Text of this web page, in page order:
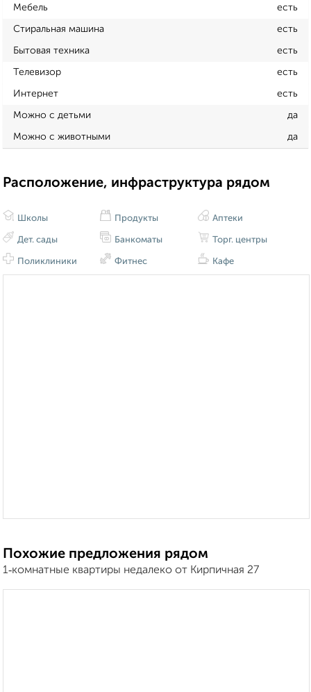
Мебель есть
Стиральная машина есть
Бытовая техника есть
Телевизор есть
Интернет есть
Можно с детьми да
Можно с животными да
Расположение, инфраструктура рядом
Школы
Дет. сады
Поликлиники
Продукты
Банкоматы
Фитнес
Аптеки
Торг. центры
Кафе
Похожие предложения рядом
1‑комнатные квартиры недалеко от Кирпичная 27